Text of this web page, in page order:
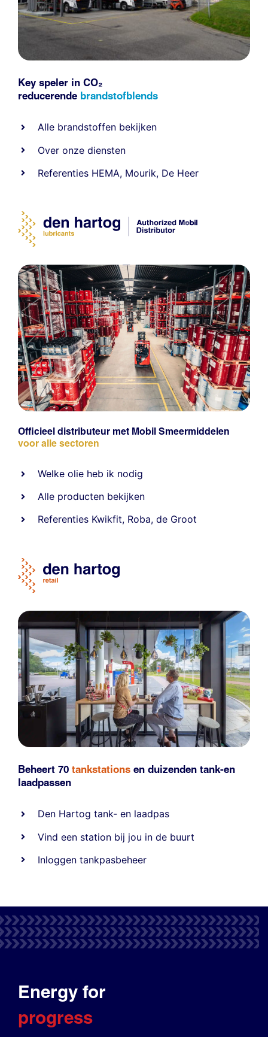
Key speler in CO₂
reducerende brandstofblends
Alle brandstoffen bekijken
Over onze diensten
Referenties HEMA, Mourik, De Heer
Officieel distributeur met Mobil Smeermiddelen
voor alle sectoren
Welke olie heb ik nodig
Alle producten bekijken
Referenties Kwikfit, Roba,de Groot
Beheert 70 tankstations en duizenden tank-en
laadpassen
Den Hartog tank- en laadpas
Vind een station bij jou in de buurt
Inloggen tankpasbeheer
Energy for
progress